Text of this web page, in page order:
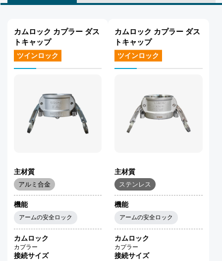
カムロック カプラー ダス
トキャップ
ツインロック
主材質
アルミ合金
機能
アームの安全ロック
カムロック
カプラー
接続サイズ
カムロック カプラー ダス
トキャップ
ツインロック
主材質
ステンレス
機能
アームの安全ロック
カムロック
カプラー
接続サイズ